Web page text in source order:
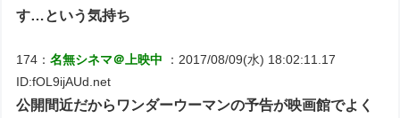
す…という気持ち
174：名無シネマ＠上映中
：2017/08/09(水) 18:02:11.17
ID:fOL9ijAUd.net
公開間近だからワンダーウーマンの予告が映画館でよく